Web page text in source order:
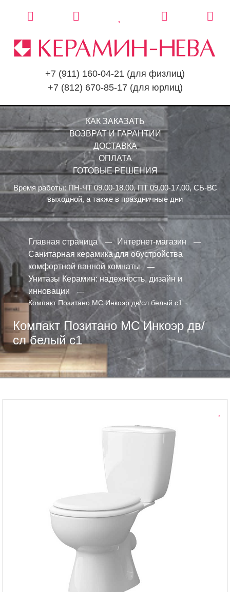
+7 (911) 160-04-21 (для физлиц)
+7 (812) 670-85-17 (для юрлиц)
КАК ЗАКАЗАТЬ
ВОЗВРАТ И ГАРАНТИИ
ДОСТАВКА
ОПЛАТА
ГОТОВЫЕ РЕШЕНИЯ
Время работы: ПН-ЧТ 09.00-18.00, ПТ 09.00-17.00, СБ-ВС
выходной, а также в праздничные дни
Главная страница
Интернет-магазин
Санитарная керамика для обустройства
комфортной ванной комнаты
Унитазы Керамин: надежность, дизайн и
инновации
Компакт Позитано МС Инкоэр дв/сл белый с1
Компакт Позитано МС Инкоэр дв/
сл белый с1